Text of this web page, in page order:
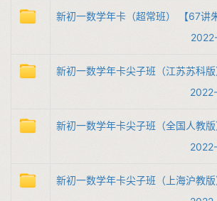
新初一数学年卡（超常班） 【67讲
新初一数学年卡尖子班（江苏苏科版
新初一数学年卡尖子班（全国人教版
新初一数学年卡尖子班（上海沪教版